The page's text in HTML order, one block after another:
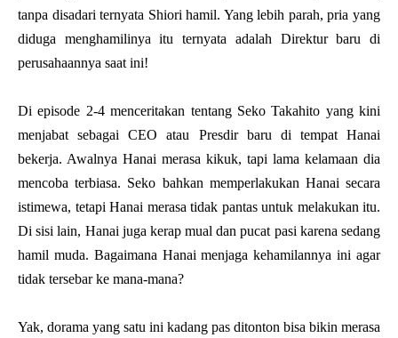
tanpa disadari ternyata Shiori hamil. Yang lebih parah, pria yang
diduga menghamilinya itu ternyata adalah Direktur baru di
perusahaannya saat ini!
Di episode 2-4 menceritakan tentang Seko Takahito yang kini
menjabat sebagai CEO atau Presdir baru di tempat Hanai
bekerja. Awalnya Hanai merasa kikuk, tapi lama kelamaan dia
mencoba terbiasa. Seko bahkan memperlakukan Hanai secara
istimewa, tetapi Hanai merasa tidak pantas untuk melakukan itu.
Di sisi lain, Hanai juga kerap mual dan pucat pasi karena sedang
hamil muda. Bagaimana Hanai menjaga kehamilannya ini agar
tidak tersebar ke mana-mana?
Yak, dorama yang satu ini kadang pas ditonton bisa bikin merasa